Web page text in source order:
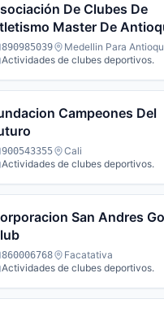
De Clubes De
Master De
890985039
Medellin Para
Actividades de clubes deportivos.
Campeones Del
900543355
Cali
Actividades de clubes deportivos.
San Andres
860006768
Facatativa
Actividades de clubes deportivos.